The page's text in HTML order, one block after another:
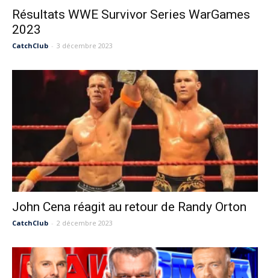
Résultats WWE Survivor Series WarGames
2023
CatchClub - 3 décembre 2023
John Cena réagit au retour de Randy Orton
CatchClub - 2 décembre 2023